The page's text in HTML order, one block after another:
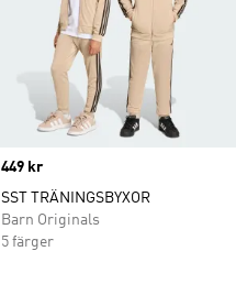
Price
449 kr
SST TRÄNINGSBYXOR
Barn Originals
5 färger